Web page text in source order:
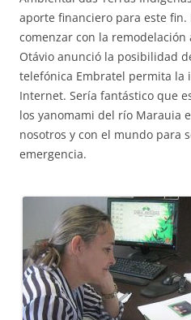
aporte financiero para este fin.
comenzar con la remodelación
Otávio anunció la posibilidad
telefónica Embratel permita la
Internet. Sería fantástico que
los yanomami del río Marauia
nosotros y con el mundo para
emergencia.